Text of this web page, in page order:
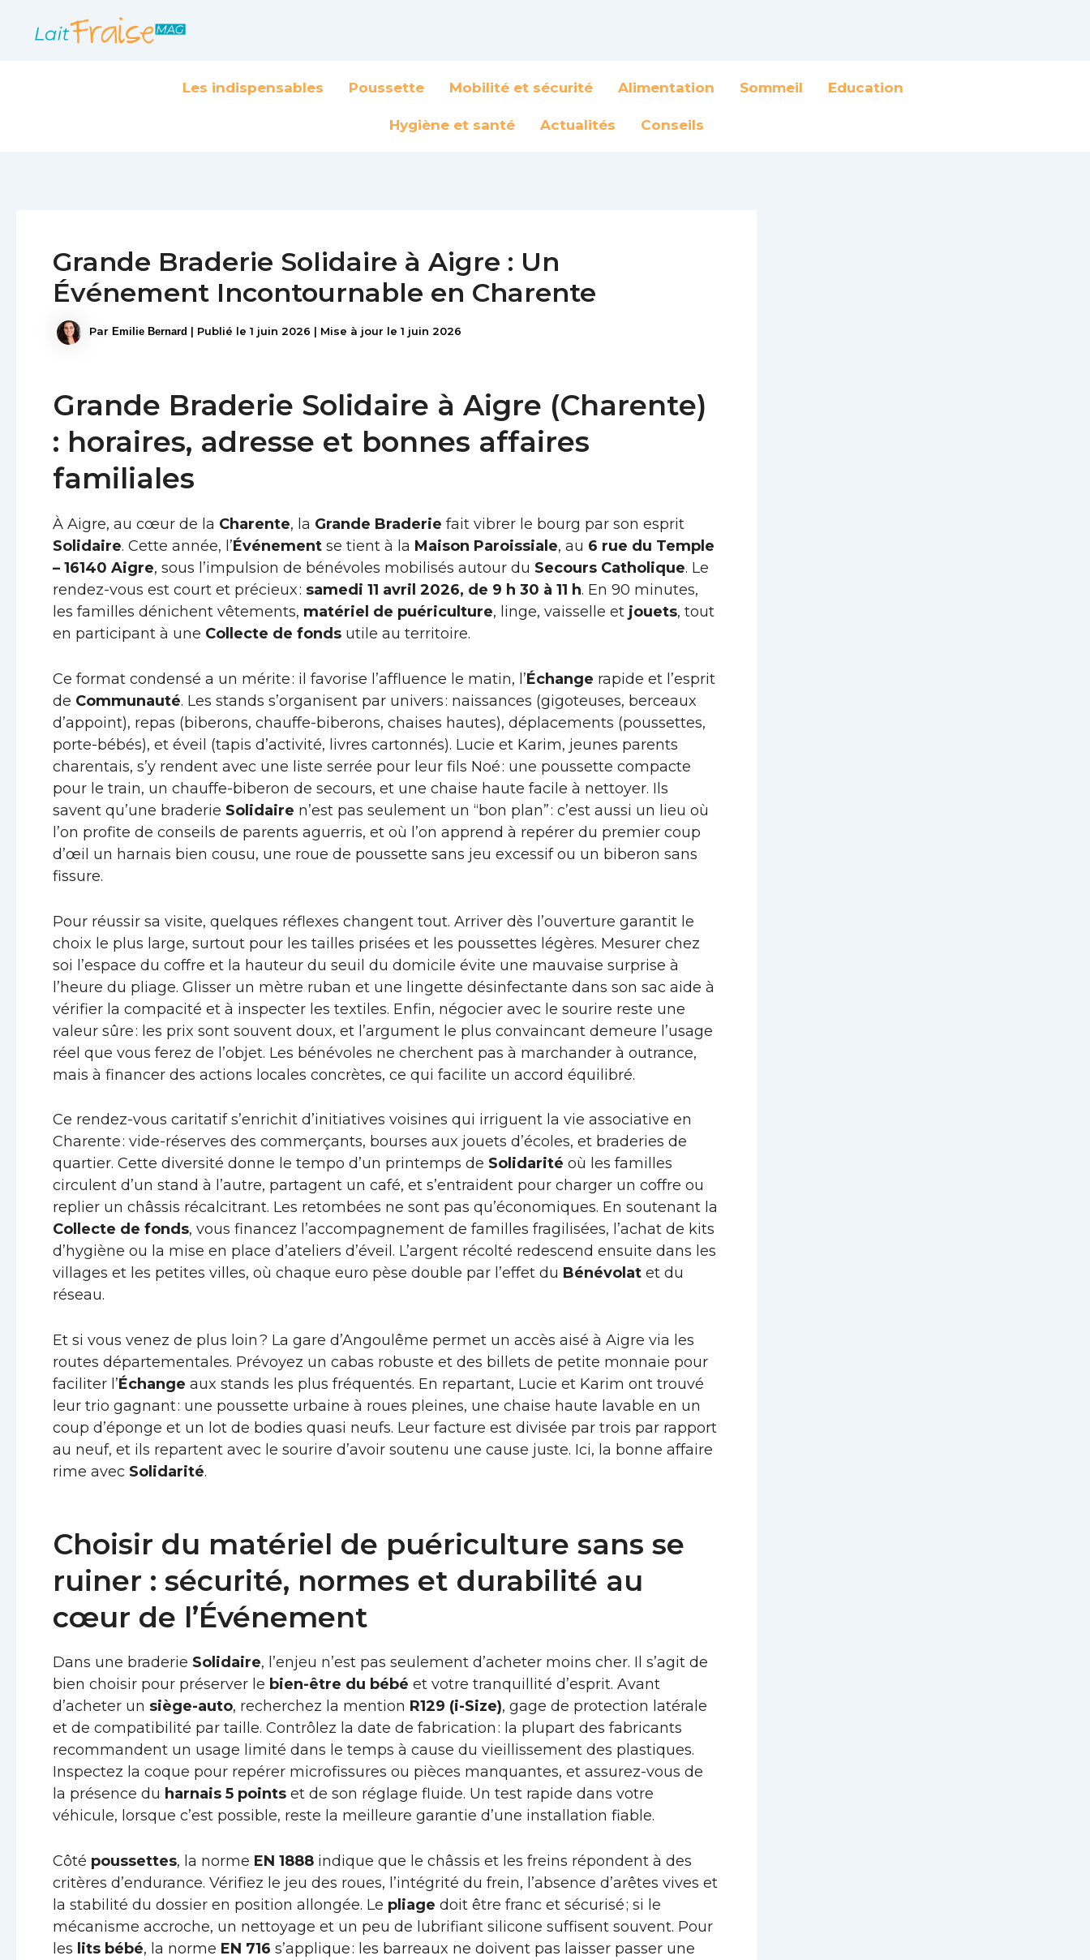
Les indispensables Poussette Mobilité et sécurité Alimentation Sommeil Education
Hygiène et santé Actualités Conseils
Grande Braderie Solidaire à Aigre : Un
Événement Incontournable en Charente
Par Emilie Bernard | Publié le 1 juin 2026 | Mise à jour le 1 juin 2026
Grande Braderie Solidaire à Aigre (Charente)
: horaires, adresse et bonnes affaires
familiales
À Aigre, au cœur de la Charente, la Grande Braderie fait vibrer le bourg par son esprit
Solidaire. Cette année, l’Événement se tient à la Maison Paroissiale, au 6 rue du Temple
– 16140 Aigre, sous l’impulsion de bénévoles mobilisés autour du Secours Catholique. Le
rendez-vous est court et précieux : samedi 11 avril 2026, de 9 h 30 à 11 h. En 90 minutes,
les familles dénichent vêtements, matériel de puériculture, linge, vaisselle et jouets, tout
en participant à une Collecte de fonds utile au territoire.
Ce format condensé a un mérite : il favorise l’affluence le matin, l’Échange rapide et l’esprit
de Communauté. Les stands s’organisent par univers : naissances (gigoteuses, berceaux
d’appoint), repas (biberons, chauffe-biberons, chaises hautes), déplacements (poussettes,
porte-bébés), et éveil (tapis d’activité, livres cartonnés). Lucie et Karim, jeunes parents
charentais, s’y rendent avec une liste serrée pour leur fils Noé : une poussette compacte
pour le train, un chauffe-biberon de secours, et une chaise haute facile à nettoyer. Ils
savent qu’une braderie Solidaire n’est pas seulement un “bon plan” : c’est aussi un lieu où
l’on profite de conseils de parents aguerris, et où l’on apprend à repérer du premier coup
d’œil un harnais bien cousu, une roue de poussette sans jeu excessif ou un biberon sans
fissure.
Pour réussir sa visite, quelques réflexes changent tout. Arriver dès l’ouverture garantit le
choix le plus large, surtout pour les tailles prisées et les poussettes légères. Mesurer chez
soi l’espace du coffre et la hauteur du seuil du domicile évite une mauvaise surprise à
l’heure du pliage. Glisser un mètre ruban et une lingette désinfectante dans son sac aide à
vérifier la compacité et à inspecter les textiles. Enfin, négocier avec le sourire reste une
valeur sûre : les prix sont souvent doux, et l’argument le plus convaincant demeure l’usage
réel que vous ferez de l’objet. Les bénévoles ne cherchent pas à marchander à outrance,
mais à financer des actions locales concrètes, ce qui facilite un accord équilibré.
Ce rendez-vous caritatif s’enrichit d’initiatives voisines qui irriguent la vie associative en
Charente : vide-réserves des commerçants, bourses aux jouets d’écoles, et braderies de
quartier. Cette diversité donne le tempo d’un printemps de Solidarité où les familles
circulent d’un stand à l’autre, partagent un café, et s’entraident pour charger un coffre ou
replier un châssis récalcitrant. Les retombées ne sont pas qu’économiques. En soutenant la
Collecte de fonds, vous financez l’accompagnement de familles fragilisées, l’achat de kits
d’hygiène ou la mise en place d’ateliers d’éveil. L’argent récolté redescend ensuite dans les
villages et les petites villes, où chaque euro pèse double par l’effet du Bénévolat et du
réseau.
Et si vous venez de plus loin ? La gare d’Angoulême permet un accès aisé à Aigre via les
routes départementales. Prévoyez un cabas robuste et des billets de petite monnaie pour
faciliter l’Échange aux stands les plus fréquentés. En repartant, Lucie et Karim ont trouvé
leur trio gagnant : une poussette urbaine à roues pleines, une chaise haute lavable en un
coup d’éponge et un lot de bodies quasi neufs. Leur facture est divisée par trois par rapport
au neuf, et ils repartent avec le sourire d’avoir soutenu une cause juste. Ici, la bonne affaire
rime avec Solidarité.
Choisir du matériel de puériculture sans se
ruiner : sécurité, normes et durabilité au
cœur de l’Événement
Dans une braderie Solidaire, l’enjeu n’est pas seulement d’acheter moins cher. Il s’agit de
bien choisir pour préserver le bien-être du bébé et votre tranquillité d’esprit. Avant
d’acheter un siège-auto, recherchez la mention R129 (i-Size), gage de protection latérale
et de compatibilité par taille. Contrôlez la date de fabrication : la plupart des fabricants
recommandent un usage limité dans le temps à cause du vieillissement des plastiques.
Inspectez la coque pour repérer microfissures ou pièces manquantes, et assurez-vous de
la présence du harnais 5 points et de son réglage fluide. Un test rapide dans votre
véhicule, lorsque c’est possible, reste la meilleure garantie d’une installation fiable.
Côté poussettes, la norme EN 1888 indique que le châssis et les freins répondent à des
critères d’endurance. Vérifiez le jeu des roues, l’intégrité du frein, l’absence d’arêtes vives et
la stabilité du dossier en position allongée. Le pliage doit être franc et sécurisé ; si le
mécanisme accroche, un nettoyage et un peu de lubrifiant silicone suffisent souvent. Pour
les lits bébé, la norme EN 716 s’applique : les barreaux ne doivent pas laisser passer une
des